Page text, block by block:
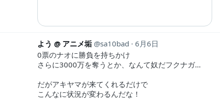
よう @ アニメ垢 sa10bad
6月6日
0票のナオに勝負を持ちかけ
さらに3000万を奪うとか、なんて奴だフクナガ…
だがアキヤマが来てくれるだけで
こんなに状況が変わるんだな！